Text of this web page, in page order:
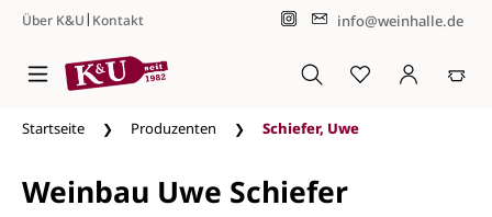
Zum Hauptinhalt springen
Über K&U| Kontakt info@weinhalle.de
Startseite Produzenten Schiefer, Uwe
Weinbau Uwe Schiefer